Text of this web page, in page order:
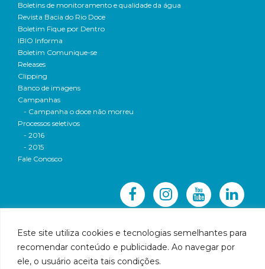
Este site utiliza cookies e tecnologias semelhantes para
recomendar conteúdo e publicidade. Ao navegar por
ele, o usuário aceita tais condições.
Boletins de monitoramento e qualidade da água
Revista Bacia do Rio Doce
Boletim Fique por Dentro
IBIO Informa
Boletim Comunique-se
Releases
Clipping
Banco de imagens
Campanhas
- Campanha o doce não morreu
Processos seletivos
- 2016
- 2015
Fale Conosco
© 2016 CBH-Doce - Todos os direitos reservados